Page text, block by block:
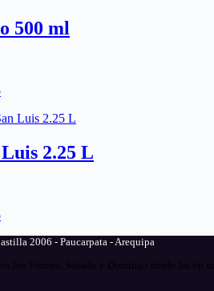
500 ml
2.25 L
2006 - Paucarpata - Arequipa
los Viernes, Sábado y Domingo desde las 6p.m.